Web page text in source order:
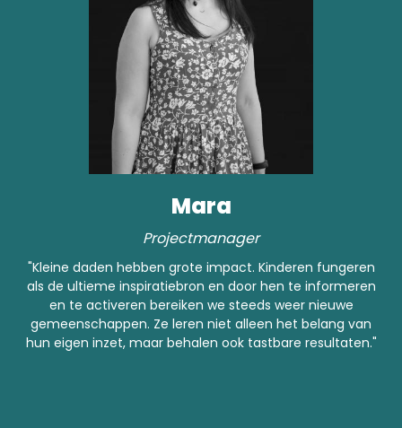
Mara
Projectmanager
"Kleine daden hebben grote impact. Kinderen fungeren
als de ultieme inspiratiebron en door hen te informeren
en te activeren bereiken we steeds weer nieuwe
gemeenschappen. Ze leren niet alleen het belang van
hun eigen inzet, maar behalen ook tastbare resultaten."